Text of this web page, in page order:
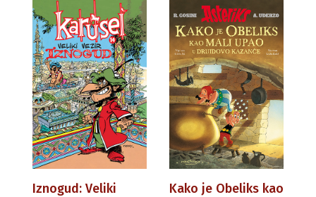
Iznogud: Veliki
Kako je Obeliks kao